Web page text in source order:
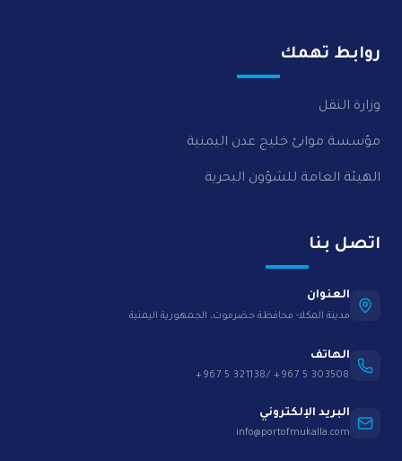
روابط تهمك
وزارة النقل
مؤسسة موانئ خليج عدن اليمنية
الهيئة العامة للشؤون البحرية
اتصل بنا
العنوان
مدينة المكلا- محافظة حضرموت، الجمهورية اليمنية
الهاتف
+967 5 321138/ +967 5 303508
البريد الإلكتروني
info@portofmukalla.com